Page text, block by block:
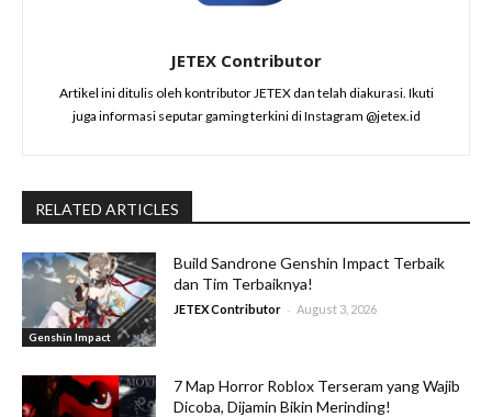
JETEX Contributor
Artikel ini ditulis oleh kontributor JETEX dan telah diakurasi. Ikuti
juga informasi seputar gaming terkini di Instagram @jetex.id
RELATED ARTICLES
Genshin Impact
Build Sandrone Genshin Impact Terbaik
dan Tim Terbaiknya!
JETEX Contributor - August 3, 2026
7 Map Horror Roblox Terseram yang Wajib
Dicoba, Dijamin Bikin Merinding!